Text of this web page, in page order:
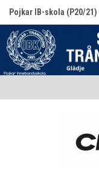
Pojkar IB-skola (P20/21)